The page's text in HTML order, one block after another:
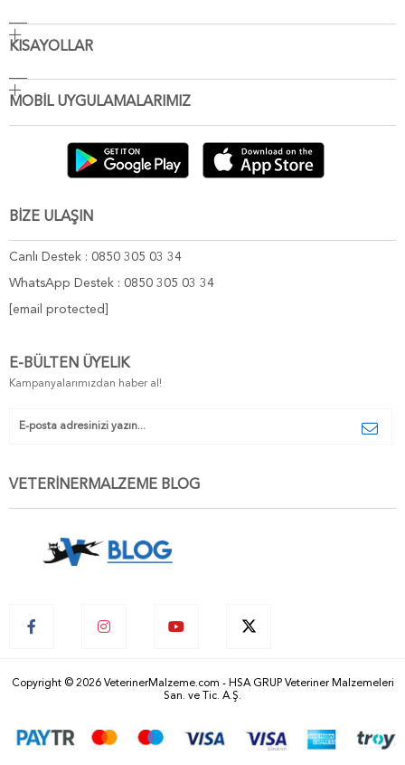
KISAYOLLAR
MOBİL UYGULAMALARIMIZ
BİZE ULAŞIN
Canlı Destek : 0850 305 03 34
WhatsApp Destek : 0850 305 03 34
[email protected]
E-BÜLTEN ÜYELIK
Kampanyalarımızdan haber al!
VETERİNERMALZEME BLOG
Copyright © 2026 VeterinerMalzeme.com - HSA GRUP Veteriner Malzemeleri
San. ve Tic. A.Ş.